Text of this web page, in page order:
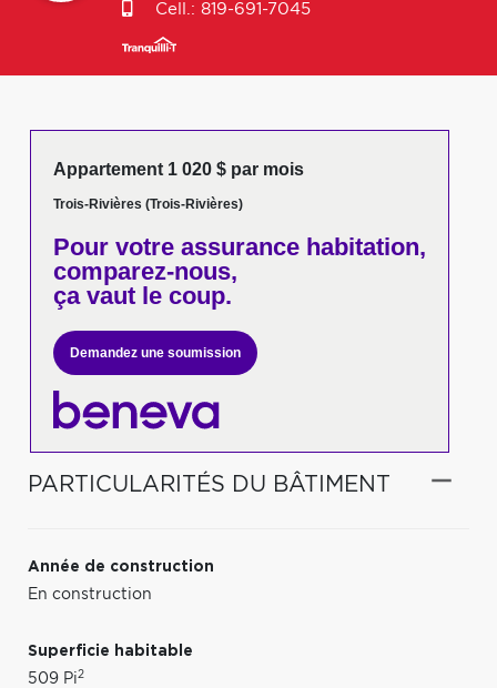
Cell.: 819-691-7045
Appartement 1 020 $ par mois
Trois-Rivières (Trois-Rivières)
Pour votreassurance habitation,
comparez-nous,
ça vaut le coup.
Demandez une soumission
PARTICULARITÉS DU BÂTIMENT
Année de construction
En construction
Superficie habitable
509 Pi2